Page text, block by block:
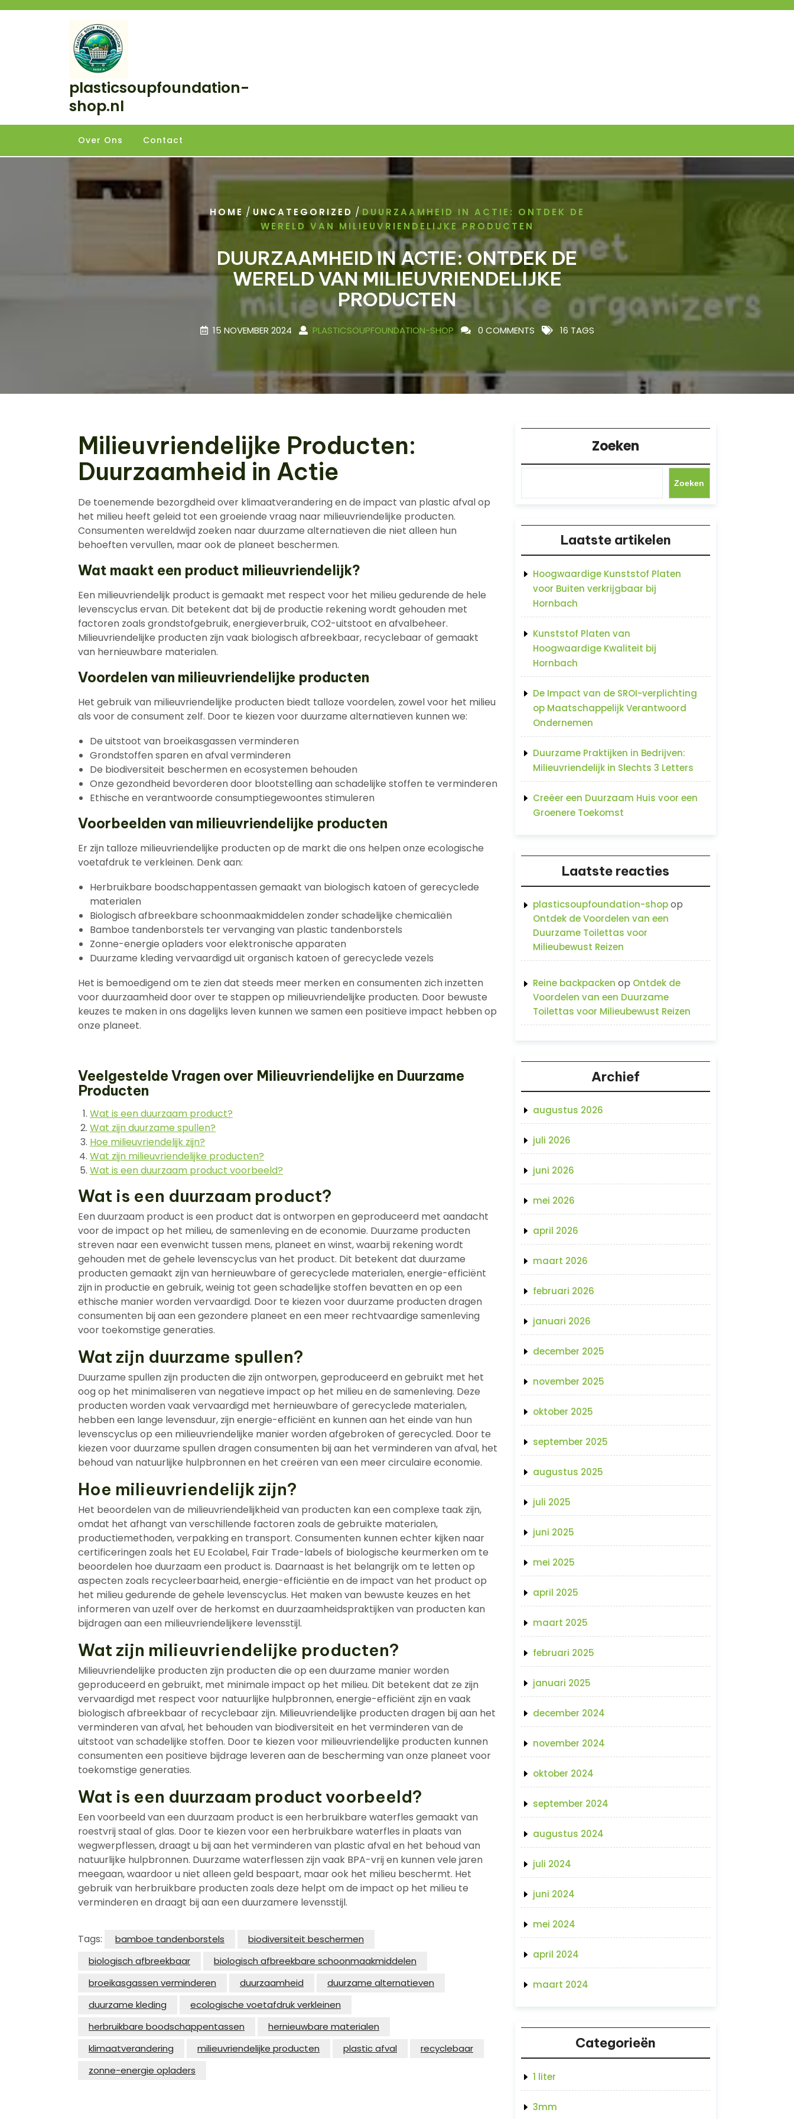
plasticsoupfoundation-
shop.nl
Over Ons Contact
HOME / UNCATEGORIZED / DUURZAAMHEID IN ACTIE: ONTDEK DE
WERELD VAN MILIEUVRIENDELIJKE PRODUCTEN
DUURZAAMHEID IN ACTIE: ONTDEK DE
WERELD VAN MILIEUVRIENDELIJKE
PRODUCTEN
15 NOVEMBER 2024 PLASTICSOUPFOUNDATION-SHOP 0 COMMENTS 16 TAGS
Milieuvriendelijke Producten:
Duurzaamheid in Actie
De toenemende bezorgdheid over klimaatverandering en de impact van plastic afval op
het milieu heeft geleid tot een groeiende vraag naar milieuvriendelijke producten.
Consumenten wereldwijd zoeken naar duurzame alternatieven die niet alleen hun
behoeften vervullen, maar ook de planeet beschermen.
Wat maakt een product milieuvriendelijk?
Een milieuvriendelijk product is gemaakt met respect voor het milieu gedurende de hele
levenscyclus ervan. Dit betekent dat bij de productie rekening wordt gehouden met
factoren zoals grondstofgebruik, energieverbruik, CO2-uitstoot en afvalbeheer.
Milieuvriendelijke producten zijn vaak biologisch afbreekbaar, recyclebaar of gemaakt
van hernieuwbare materialen.
Voordelen van milieuvriendelijke producten
Het gebruik van milieuvriendelijke producten biedt talloze voordelen, zowel voor het milieu
als voor de consument zelf. Door te kiezen voor duurzame alternatieven kunnen we:
De uitstoot van broeikasgassen verminderen
Grondstoffen sparen en afval verminderen
De biodiversiteit beschermen en ecosystemen behouden
Onze gezondheid bevorderen door blootstelling aan schadelijke stoffen te verminderen
Ethische en verantwoorde consumptiegewoontes stimuleren
Voorbeelden van milieuvriendelijke producten
Er zijn talloze milieuvriendelijke producten op de markt die ons helpen onze ecologische
voetafdruk te verkleinen. Denk aan:
Herbruikbare boodschappentassen gemaakt van biologisch katoen of gerecyclede
materialen
Biologisch afbreekbare schoonmaakmiddelen zonder schadelijke chemicaliën
Bamboe tandenborstels ter vervanging van plastic tandenborstels
Zonne-energie opladers voor elektronische apparaten
Duurzame kleding vervaardigd uit organisch katoen of gerecyclede vezels
Het is bemoedigend om te zien dat steeds meer merken en consumenten zich inzetten
voor duurzaamheid door over te stappen op milieuvriendelijke producten. Door bewuste
keuzes te maken in ons dagelijks leven kunnen we samen een positieve impact hebben op
onze planeet.
Veelgestelde Vragen over Milieuvriendelijke en Duurzame
Producten
Wat is een duurzaam product?
Wat zijn duurzame spullen?
Hoe milieuvriendelijk zijn?
Wat zijn milieuvriendelijke producten?
Wat is een duurzaam product voorbeeld?
Wat is een duurzaam product?
Een duurzaam product is een product dat is ontworpen en geproduceerd met aandacht
voor de impact op het milieu, de samenleving en de economie. Duurzame producten
streven naar een evenwicht tussen mens, planeet en winst, waarbij rekening wordt
gehouden met de gehele levenscyclus van het product. Dit betekent dat duurzame
producten gemaakt zijn van hernieuwbare of gerecyclede materialen, energie-efficiënt
zijn in productie en gebruik, weinig tot geen schadelijke stoffen bevatten en op een
ethische manier worden vervaardigd. Door te kiezen voor duurzame producten dragen
consumenten bij aan een gezondere planeet en een meer rechtvaardige samenleving
voor toekomstige generaties.
Wat zijn duurzame spullen?
Duurzame spullen zijn producten die zijn ontworpen, geproduceerd en gebruikt met het
oog op het minimaliseren van negatieve impact op het milieu en de samenleving. Deze
producten worden vaak vervaardigd met hernieuwbare of gerecyclede materialen,
hebben een lange levensduur, zijn energie-efficiënt en kunnen aan het einde van hun
levenscyclus op een milieuvriendelijke manier worden afgebroken of gerecycled. Door te
kiezen voor duurzame spullen dragen consumenten bij aan het verminderen van afval, het
behoud van natuurlijke hulpbronnen en het creëren van een meer circulaire economie.
Hoe milieuvriendelijk zijn?
Het beoordelen van de milieuvriendelijkheid van producten kan een complexe taak zijn,
omdat het afhangt van verschillende factoren zoals de gebruikte materialen,
productiemethoden, verpakking en transport. Consumenten kunnen echter kijken naar
certificeringen zoals het EU Ecolabel, Fair Trade-labels of biologische keurmerken om te
beoordelen hoe duurzaam een product is. Daarnaast is het belangrijk om te letten op
aspecten zoals recycleerbaarheid, energie-efficiëntie en de impact van het product op
het milieu gedurende de gehele levenscyclus. Het maken van bewuste keuzes en het
informeren van uzelf over de herkomst en duurzaamheidspraktijken van producten kan
bijdragen aan een milieuvriendelijkere levensstijl.
Wat zijn milieuvriendelijke producten?
Milieuvriendelijke producten zijn producten die op een duurzame manier worden
geproduceerd en gebruikt, met minimale impact op het milieu. Dit betekent dat ze zijn
vervaardigd met respect voor natuurlijke hulpbronnen, energie-efficiënt zijn en vaak
biologisch afbreekbaar of recyclebaar zijn. Milieuvriendelijke producten dragen bij aan het
verminderen van afval, het behouden van biodiversiteit en het verminderen van de
uitstoot van schadelijke stoffen. Door te kiezen voor milieuvriendelijke producten kunnen
consumenten een positieve bijdrage leveren aan de bescherming van onze planeet voor
toekomstige generaties.
Wat is een duurzaam product voorbeeld?
Een voorbeeld van een duurzaam product is een herbruikbare waterfles gemaakt van
roestvrij staal of glas. Door te kiezen voor een herbruikbare waterfles in plaats van
wegwerpflessen, draagt u bij aan het verminderen van plastic afval en het behoud van
natuurlijke hulpbronnen. Duurzame waterflessen zijn vaak BPA-vrij en kunnen vele jaren
meegaan, waardoor u niet alleen geld bespaart, maar ook het milieu beschermt. Het
gebruik van herbruikbare producten zoals deze helpt om de impact op het milieu te
verminderen en draagt bij aan een duurzamere levensstijl.
Tags: bamboe tandenborstels
biodiversiteit beschermen
biologisch afbreekbaar
biologisch afbreekbare schoonmaakmiddelen
broeikasgassen verminderen
duurzaamheid
duurzame alternatieven
duurzame kleding
ecologische voetafdruk verkleinen
herbruikbare boodschappentassen
hernieuwbare materialen
klimaatverandering
milieuvriendelijke producten plastic afval
recyclebaar
zonne-energie opladers
Zoeken
Zoeken
Laatste artikelen
Hoogwaardige Kunststof Platen
voor Buiten verkrijgbaar bij
Hornbach
Kunststof Platen van
Hoogwaardige Kwaliteit bij
Hornbach
De Impact van de SROI-verplichting
op Maatschappelijk Verantwoord
Ondernemen
Duurzame Praktijken in Bedrijven:
Milieuvriendelijk in Slechts 3 Letters
Creëer een Duurzaam Huis voor een
Groenere Toekomst
Laatste reacties
plasticsoupfoundation-shopop
Ontdek de Voordelen van een
Duurzame Toilettas voor
Milieubewust Reizen
Reine backpacken op Ontdek de
Voordelen van een Duurzame
Toilettas voor Milieubewust Reizen
Archief
augustus 2026
juli 2026
juni 2026
mei 2026
april 2026
maart 2026
februari 2026
januari 2026
december 2025
november 2025
oktober 2025
september 2025
augustus 2025
juli 2025
juni 2025
mei 2025
april 2025
maart 2025
februari 2025
januari 2025
december 2024
november 2024
oktober 2024
september 2024
augustus 2024
juli 2024
juni 2024
mei 2024
april 2024
maart 2024
Categorieën
1 liter
3mm